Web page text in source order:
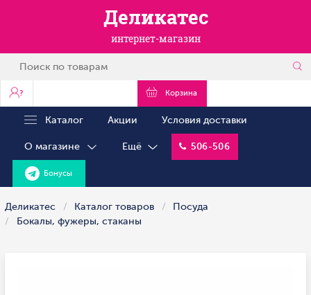
Деликатес
интернет-магазин
? Корзина
Каталог Акции Условия доставки
О магазине Ещё 506-506
Бонусы
Деликатес Каталог товаров
Посуда
Бокалы, фужеры, стаканы